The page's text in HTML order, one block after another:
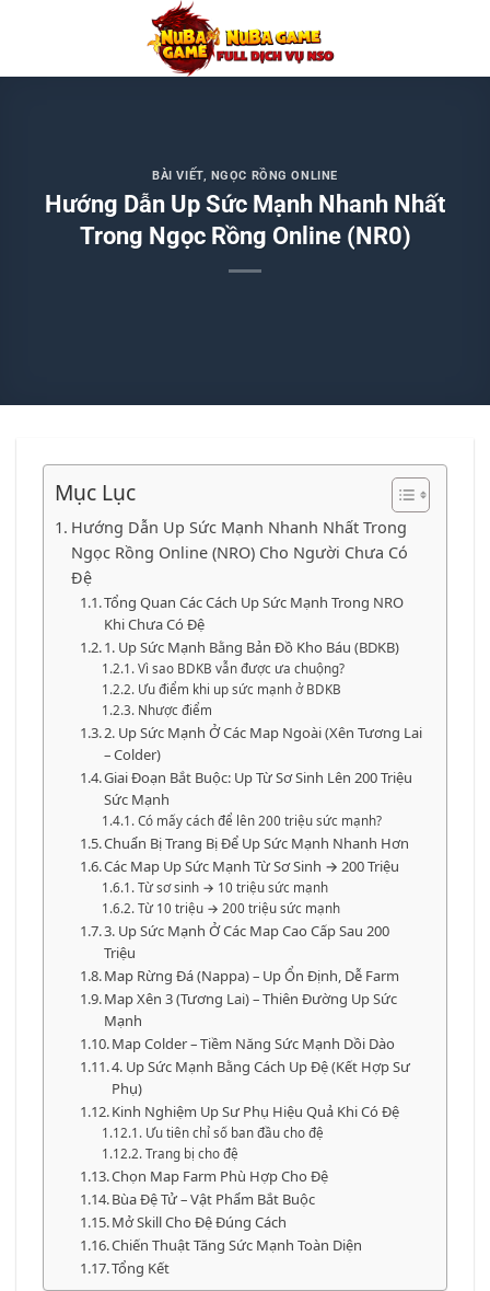
nội
BÀI VIẾT, NGỌC RỒNG ONLINE
Hướng Dẫn Up Sức Mạnh Nhanh Nhất
Trong Ngọc Rồng Online (NR0)
Mục Lục
Hướng Dẫn Up Sức Mạnh Nhanh Nhất Trong
Ngọc Rồng Online (NRO) Cho Người Chưa Có
Đệ
Tổng Quan Các Cách Up Sức Mạnh Trong NRO
Khi Chưa Có Đệ
1. Up Sức Mạnh Bằng Bản Đồ Kho Báu (BDKB)
Vì sao BDKB vẫn được ưa chuộng?
Ưu điểm khi up sức mạnh ở BDKB
Nhược điểm
2. Up Sức Mạnh Ở Các Map Ngoài (Xên Tương Lai
– Colder)
Giai Đoạn Bắt Buộc: Up Từ Sơ Sinh Lên 200 Triệu
Sức Mạnh
Có mấy cách để lên 200 triệu sức mạnh?
Chuẩn Bị Trang Bị Để Up Sức Mạnh Nhanh Hơn
Các Map Up Sức Mạnh Từ Sơ Sinh → 200 Triệu
Từ sơ sinh → 10 triệu sức mạnh
Từ 10 triệu → 200 triệu sức mạnh
3. Up Sức Mạnh Ở Các Map Cao Cấp Sau 200
Triệu
Map Rừng Đá (Nappa) – Up Ổn Định, Dễ Farm
Map Xên 3 (Tương Lai) – Thiên Đường Up Sức
Mạnh
Map Colder – Tiềm Năng Sức Mạnh Dồi Dào
4. Up Sức Mạnh Bằng Cách Up Đệ (Kết Hợp Sư
Phụ)
Kinh Nghiệm Up Sư Phụ Hiệu Quả Khi Có Đệ
Ưu tiên chỉ số ban đầu cho đệ
Trang bị cho đệ
Chọn Map Farm Phù Hợp Cho Đệ
Bùa Đệ Tử – Vật Phẩm Bắt Buộc
Mở Skill Cho Đệ Đúng Cách
Chiến Thuật Tăng Sức Mạnh Toàn Diện
Tổng Kết